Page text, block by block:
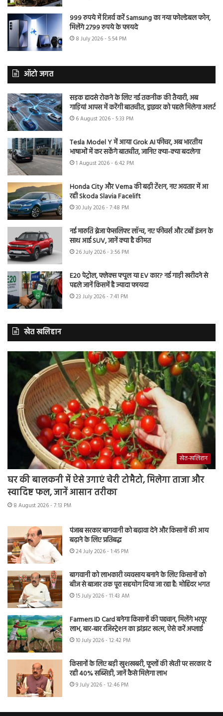
999 रुपये में रिजर्व करें Samsung का नया फोल्डेबल फोन,
मिलेंगे 2799 रुपये के फायदे
8 July 2026 - 5:54 PM
ऑटो जगत
सड़क हादसे रोकने के लिए नई तकनीक की तैयारी, अब
गाड़ियां आपस में करेंगी बातचीत, ड्राइवर को पहले मिलेगा अलर्ट
6 August 2026 - 5:33 PM
Tesla Model Y में आया Grok AI फीचर, अब भारतीय
भाषाओं में कर सकेंगे बातचीत, जानिए क्या-क्या बदलेगा
1 August 2026 - 6:42 PM
Honda City और Verna की बढ़ी टेंशन, नए अवतार में आ
रही Skoda Slavia Facelift
30 July 2026 - 7:48 PM
नई मारुति ब्रेजा फेसलिफ्ट लॉन्च, नए फीचर्स और टर्बो इंजन के
साथ आई SUV, जानें क्या है कीमत
26 July 2026 - 3:56 PM
E20 पेट्रोल, फ्लेक्स फ्यूल या EV कार? नई गाड़ी खरीदने से
पहले जानें किसमें है ज्यादा फायदा
23 July 2026 - 7:41 PM
खेत खलिहान
खेत-खलिहान
घर की बालकनी में ऐसे उगाएं चेरी टोमैटो, मिलेगा ताजा और
स्वादिष्ट फल, जानें आसान तरीका
8 August 2026 - 7:13 PM
पंजाब सरकार बागवानी को बढ़ावा देने और किसानों की आय
बढ़ाने के लिए प्रतिबद्ध
24 July 2026 - 1:45 PM
बागवानी को लाभकारी व्यवसाय बनाने के लिए किसानों को
बीज से बाजार तक पूरा सहयोग दिया जा रहा है: मोहिंदर भगत
15 July 2026 - 11:43 AM
Farmers ID Card बनेगा किसानों की पहचान, मिलेंगे भरपूर
लाभ, बार-बार रजिस्ट्रेशन का झंझट खत्म, ऐसे करें अप्लाई
10 July 2026 - 12:42 PM
किसानों के लिए बड़ी खुशखबरी, फूलों की खेती पर सरकार दे
रही 40% सब्सिडी, जानें कैसे मिलेगा लाभ
9 July 2026 - 12:46 PM